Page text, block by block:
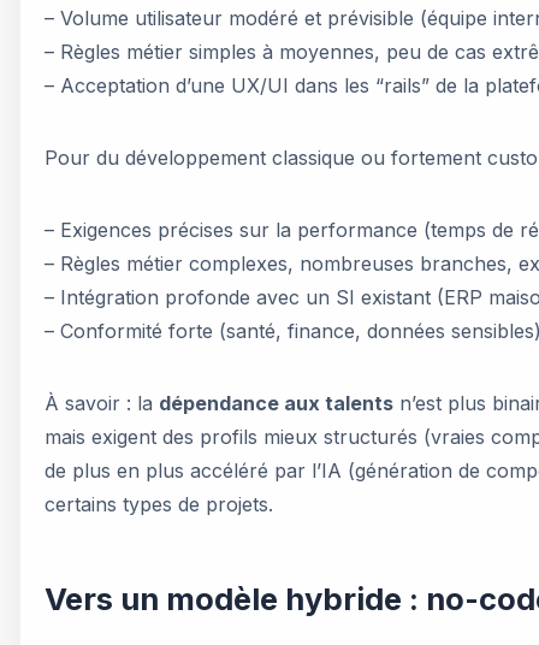
– Volume utilisateur modéré et prévisible (équipe
– Règles métier simples à moyennes, peu de cas
– Acceptation d’une UX/UI dans les “rails” de la
Pour du développement classique ou fortement
– Exigences précises sur la performance (temps de
– Règles métier complexes, nombreuses branches,
– Intégration profonde avec un SI existant (ERP
– Conformité forte (santé, finance, données
À savoir : la dépendance aux talents n’est plus
mais exigent des profils mieux structurés (vraies
de plus en plus accéléré par l’IA (génération de
certains types de projets.
Vers un modèle hybride : no-